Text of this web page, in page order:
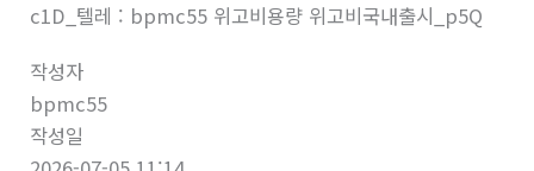
c1D_텔레 : bpmc55 위고비용량 위고비국내출시_p5Q
작성자
bpmc55
작성일